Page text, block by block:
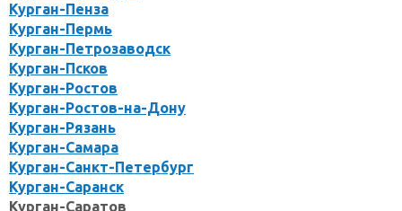
Курган-Пенза
Курган-Пермь
Курган-Петрозаводск
Курган-Псков
Курган-Ростов
Курган-Ростов-на-Дону
Курган-Рязань
Курган-Самара
Курган-Санкт-Петербург
Курган-Саранск
Курган-Саратов